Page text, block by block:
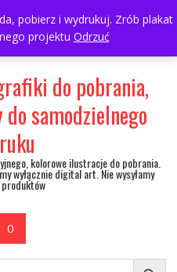
pobierz i wydrukuj. Zrób plakat
projektu Odrzuć
My Account
do pobrania,
do samodzielnego
kolorowe ilustracje do pobrania.
wyłącznie digital art. Nie wysyłamy
0